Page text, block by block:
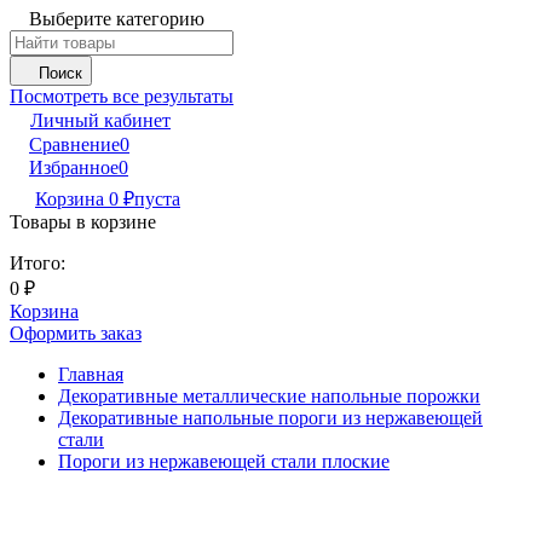
Выберите категорию
Поиск
Посмотреть все результаты
Личный кабинет
Сравнение0
Избранное0
Корзина 0 ₽пуста
Товары в корзине
Итого:
0 ₽
Корзина
Оформить заказ
Главная
Декоративные металлические напольные порожки
Декоративные напольные пороги из нержавеющей
стали
Пороги из нержавеющей стали плоские